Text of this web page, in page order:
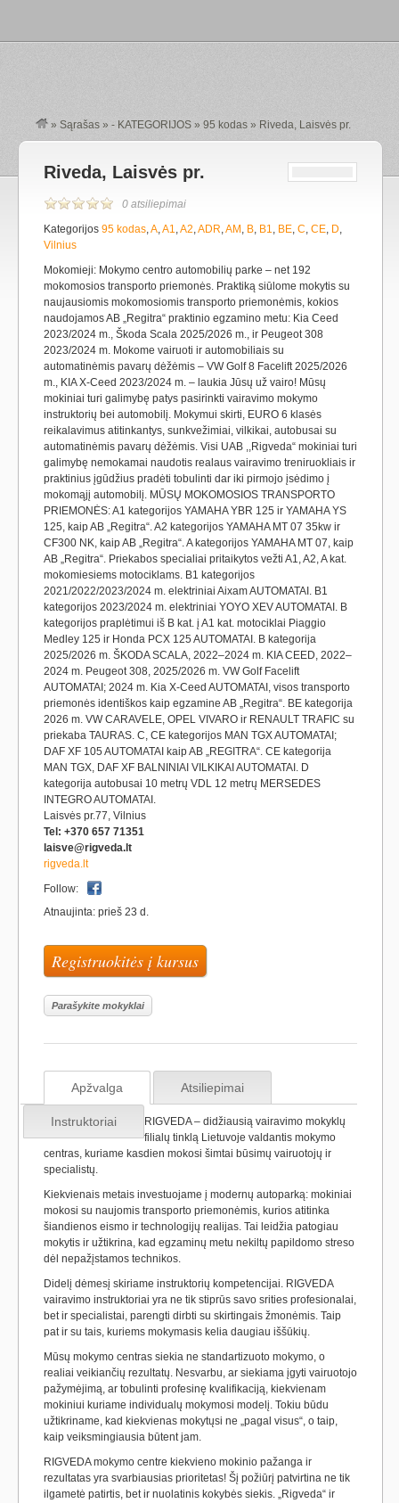
» Sąrašas » - KATEGORIJOS » 95 kodas » Riveda, Laisvės pr.
Riveda, Laisvės pr.
0 atsiliepimai
Kategorijos 95 kodas,A,A1,A2,ADR,AM , B, B1, BE, C, CE, D,
Vilnius
Mokomieji: Mokymo centro automobilių parke – net 192
mokomosios transporto priemonės. Praktiką siūlome mokytis su
naujausiomis mokomosiomis transporto priemonėmis, kokios
naudojamos AB „Regitra“ praktinio egzamino metu: Kia Ceed
2023/2024 m., Škoda Scala 2025/2026 m., ir Peugeot 308
2023/2024 m. Mokome vairuoti ir automobiliais su
automatinėmis pavarų dėžėmis – VW Golf 8 Facelift 2025/2026
m., KIA X-Ceed 2023/2024 m. – laukia Jūsų už vairo! Mūsų
mokiniai turi galimybę patys pasirinkti vairavimo mokymo
instruktorių bei automobilį. Mokymui skirti, EURO 6 klasės
reikalavimus atitinkantys, sunkvežimiai, vilkikai, autobusai su
automatinėmis pavarų dėžėmis. Visi UAB ,,Rigveda“ mokiniai turi
galimybę nemokamai naudotis realaus vairavimo treniruokliais ir
praktinius įgūdžius pradėti tobulinti dar iki pirmojo įsėdimo į
mokomąjį automobilį. MŪSŲ MOKOMOSIOS TRANSPORTO
PRIEMONĖS: A1 kategorijos YAMAHA YBR 125 ir YAMAHA YS
125, kaip AB „Regitra“. A2 kategorijos YAMAHA MT 07 35kw ir
CF300 NK, kaip AB „Regitra“. A kategorijos YAMAHA MT 07, kaip
AB „Regitra“. Priekabos specialiai pritaikytos vežti A1, A2, A kat.
mokomiesiems motociklams. B1 kategorijos
2021/2022/2023/2024 m. elektriniai Aixam AUTOMATAI. B1
kategorijos 2023/2024 m. elektriniai YOYO XEV AUTOMATAI. B
kategorijos praplėtimui iš B kat. į A1 kat. motociklai Piaggio
Medley 125 ir Honda PCX 125 AUTOMATAI. B kategorija
2025/2026 m. ŠKODA SCALA, 2022–2024 m. KIA CEED, 2022–
2024 m. Peugeot 308, 2025/2026 m. VW Golf Facelift
AUTOMATAI; 2024 m. Kia X-Ceed AUTOMATAI, visos transporto
priemonės identiškos kaip egzamine AB „Regitra“. BE kategorija
2026 m. VW CARAVELE, OPEL VIVARO ir RENAULT TRAFIC su
priekaba TAURAS. C, CE kategorijos MAN TGX AUTOMATAI;
DAF XF 105 AUTOMATAI kaip AB „REGITRA“. CE kategorija
MAN TGX, DAF XF BALNINIAI VILKIKAI AUTOMATAI. D
kategorija autobusai 10 metrų VDL 12 metrų MERSEDES
INTEGRO AUTOMATAI.
Laisvės pr.77, Vilnius
Tel: +370 657 71351
laisve@rigveda.lt
rigveda.lt
Follow:
Atnaujinta: prieš 23 d.
Registruokitės į kursus
Parašykite mokyklai
Apžvalga Atsiliepimai
Instruktoriai
RIGVEDA – didžiausią vairavimo mokyklų
filialų tinklą Lietuvoje valdantis mokymo
centras, kuriame kasdien mokosi šimtai būsimų vairuotojų ir
specialistų.
Kiekvienais metais investuojame į modernų autoparką: mokiniai
mokosi su naujomis transporto priemonėmis, kurios atitinka
šiandienos eismo ir technologijų realijas. Tai leidžia patogiau
mokytis ir užtikrina, kad egzaminų metu nekiltų papildomo streso
dėl nepažįstamos technikos.
Didelį dėmesį skiriame instruktorių kompetencijai. RIGVEDA
vairavimo instruktoriai yra ne tik stiprūs savo srities profesionalai,
bet ir specialistai, parengti dirbti su skirtingais žmonėmis. Taip
pat ir su tais, kuriems mokymasis kelia daugiau iššūkių.
Mūsų mokymo centras siekia ne standartizuoto mokymo, o
realiai veikiančių rezultatų. Nesvarbu, ar siekiama įgyti vairuotojo
pažymėjimą, ar tobulinti profesinę kvalifikaciją, kiekvienam
mokiniui kuriame individualų mokymosi modelį. Tokiu būdu
užtikriname, kad kiekvienas mokytųsi ne „pagal visus“, o taip,
kaip veiksmingiausia būtent jam.
RIGVEDA mokymo centre kiekvieno mokinio pažanga ir
rezultatas yra svarbiausias prioritetas! Šį požiūrį patvirtina ne tik
ilgametė patirtis, bet ir nuolatinis kokybės siekis. „Rigveda“ ir